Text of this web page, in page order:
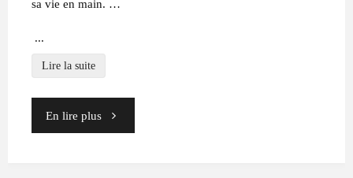
sa vie en main. …
...
Lire la suite
En lire plus"Appel